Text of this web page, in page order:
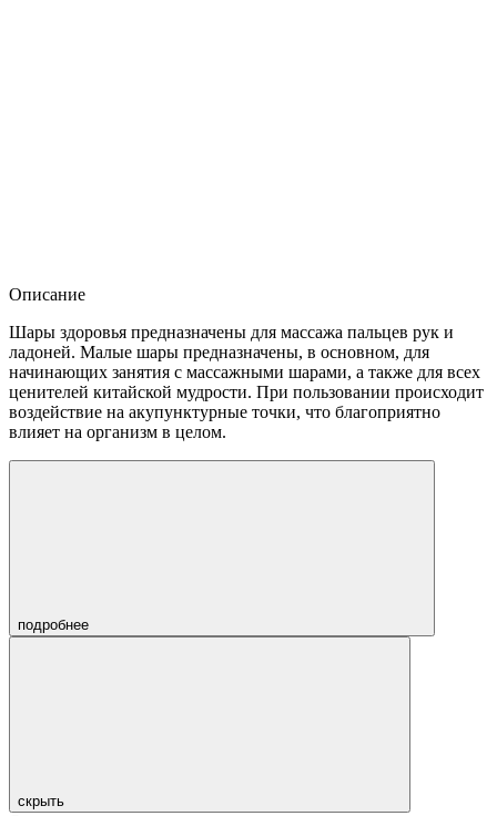
Описание
Шары здоровья предназначены для массажа пальцев рук и
ладоней. Малые шары предназначены, в основном, для
начинающих занятия с массажными шарами, а также для всех
ценителей китайской мудрости. При пользовании происходит
воздействие на акупунктурные точки, что благоприятно
влияет на организм в целом.
подробнее
скрыть